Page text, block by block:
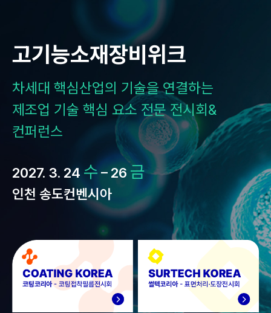
고기능소재장비위크
차세대 핵심산업의 기술을 연결하는
제조업 기술 핵심 요소 전문 전시회&
컨퍼런스
2027. 3. 24 수– 26 금
인천 송도컨벤시아